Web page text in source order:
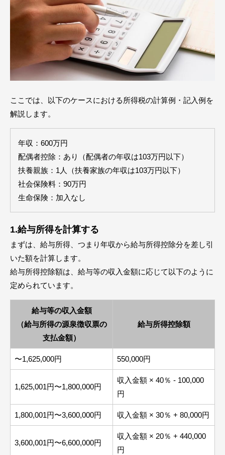
ここでは、以下のケースにおける所得税の計算例・記入例を
解説します。
年収：600万円
配偶者控除：あり（配偶者の年収は103万円以下）
扶養親族：1人（扶養家族の年収は103万円以下）
社会保険料：90万円
生命保険：加入なし
1.給与所得を計算する
まずは、給与所得、つまり年収から給与所得控除分を差し引
いた額を計算します。
給与所得控除額は、給与等の収入金額に応じて以下のように
定められています。
給与等の収入金額
（給与所得の源泉徴収票の
支払金額）
給与所得控除額
〜1,625,000円 550,000円
1,625,001円〜1,800,000円
収入金額 × 40％ - 100,000
円
1,800,001円〜3,600,000円 収入金額 × 30％ + 80,000円
3,600,001円〜6,600,000円
収入金額 × 20％ + 440,000
円